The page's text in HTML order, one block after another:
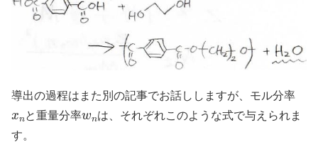
導出の過程はまた別の記事でお話ししますが、モル分率
と重量分率
は、それぞれこのような式で与えられま
す。